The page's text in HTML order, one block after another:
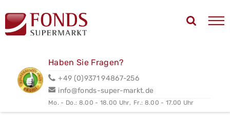
Haben Sie Fragen?
+49 (0)9371 94867-256
info@fonds-super-markt.de
Mo. - Do.: 8.00 - 18.00 Uhr, Fr.: 8.00 - 17.00 Uhr